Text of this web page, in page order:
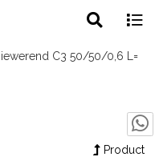
search
C3 50/50/0,6 L=
Product